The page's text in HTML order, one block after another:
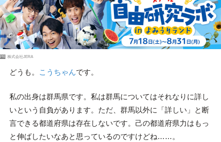
PR 株式会社JERA
どうも。 こうちゃんです。
私の出身は群馬県です。私は群馬についてはそれなりに詳し
いという自負があります。ただ、群馬以外に「詳しい」と断
言できる都道府県は存在しないです。己の都道府県力はもっ
と伸ばしたいなあと思っているのですけどね……。